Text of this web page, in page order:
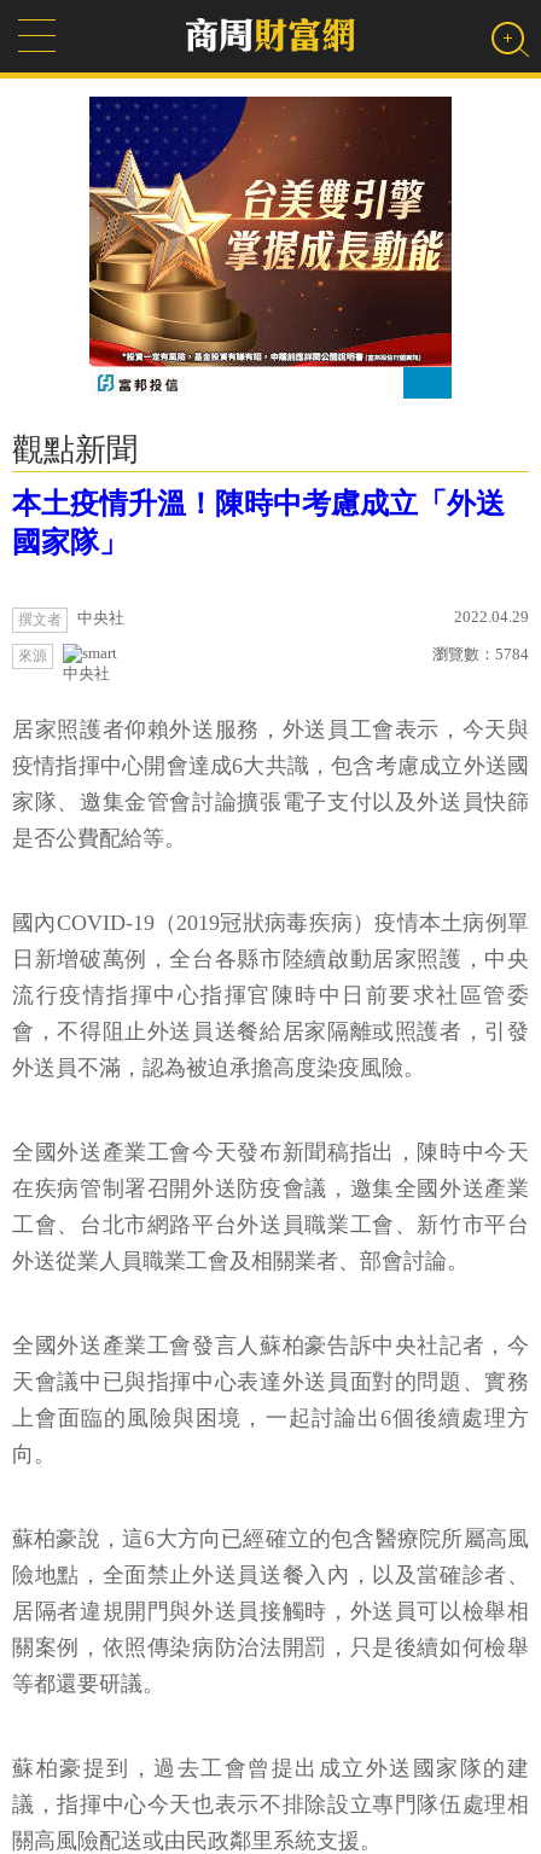
觀點新聞
本土疫情升溫！陳時中考慮成立「外送
國家隊」
撰文者 中央社 2022.04.29
來源
中央社
瀏覽數： 5784
居家照護者仰賴外送服務，外送員工會表示，今天與
疫情指揮中心開會達成6大共識，包含考慮成立外送國
家隊、邀集金管會討論擴張電子支付以及外送員快篩
是否公費配給等。
國內COVID-19（2019冠狀病毒疾病）疫情本土病例單
日新增破萬例，全台各縣市陸續啟動居家照護，中央
流行疫情指揮中心指揮官陳時中日前要求社區管委
會，不得阻止外送員送餐給居家隔離或照護者，引發
外送員不滿，認為被迫承擔高度染疫風險。
全國外送產業工會今天發布新聞稿指出，陳時中今天
在疾病管制署召開外送防疫會議，邀集全國外送產業
工會、台北市網路平台外送員職業工會、新竹市平台
外送從業人員職業工會及相關業者、部會討論。
全國外送產業工會發言人蘇柏豪告訴中央社記者，今
天會議中已與指揮中心表達外送員面對的問題、實務
上會面臨的風險與困境，一起討論出6個後續處理方
向。
蘇柏豪說，這6大方向已經確立的包含醫療院所屬高風
險地點，全面禁止外送員送餐入內，以及當確診者、
居隔者違規開門與外送員接觸時，外送員可以檢舉相
關案例，依照傳染病防治法開罰，只是後續如何檢舉
等都還要研議。
蘇柏豪提到，過去工會曾提出成立外送國家隊的建
議，指揮中心今天也表示不排除設立專門隊伍處理相
關高風險配送或由民政鄰里系統支援。